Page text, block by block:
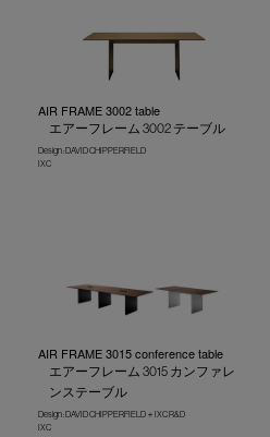
AIR FRAME 3002 table
エアーフレーム 3002 テーブル
Design : DAVID CHIPPERFIELD
IXC
AIR FRAME 3015 conference table
エアーフレーム 3015 カンファレ
ンステーブル
Design : DAVID CHIPPERFIELD＋IXC R&D
IXC